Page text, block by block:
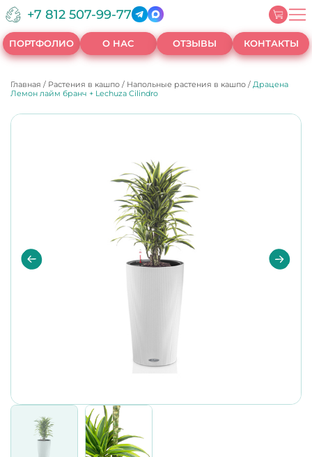
+7 812 507-99-77
ПОРТФОЛИО О НАС ОТЗЫВЫ КОНТАКТЫ
Главная / Растения в кашпо / Напольные растения в кашпо / Драцена
Лемон лайм бранч + Lechuza Cilindro